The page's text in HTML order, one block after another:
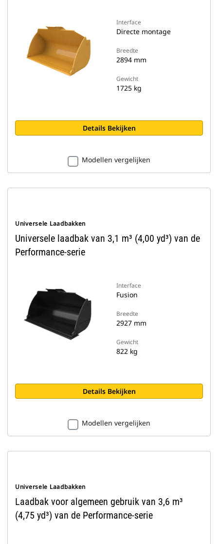
Interface
Directe montage
Breedte
2894 mm
Gewicht
1725 kg
Details Bekijken
Modellen vergelijken
Universele Laadbakken
Universele laadbak van 3,1 m³ (4,00 yd³) van de
Performance-serie
Interface
Fusion
Breedte
2927 mm
Gewicht
822 kg
Details Bekijken
Modellen vergelijken
Universele Laadbakken
Laadbak voor algemeen gebruik van 3,6 m³
(4,75 yd³) van de Performance-serie